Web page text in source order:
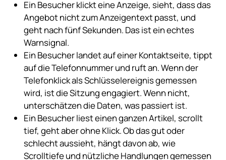
Ein Besucher klickt eine Anzeige, sieht, dass das
Angebot nicht zum Anzeigentext passt, und
geht nach fünf Sekunden. Das ist ein echtes
Warnsignal.
Ein Besucher landet auf einer Kontaktseite, tippt
auf die Telefonnummer und ruft an. Wenn der
Telefonklick als Schlüsselereignis gemessen
wird, ist die Sitzung engagiert. Wenn nicht,
unterschätzen die Daten, was passiert ist.
Ein Besucher liest einen ganzen Artikel, scrollt
tief, geht aber ohne Klick. Ob das gut oder
schlecht aussieht, hängt davon ab, wie
Scrolltiefe und nützliche Handlungen gemessen